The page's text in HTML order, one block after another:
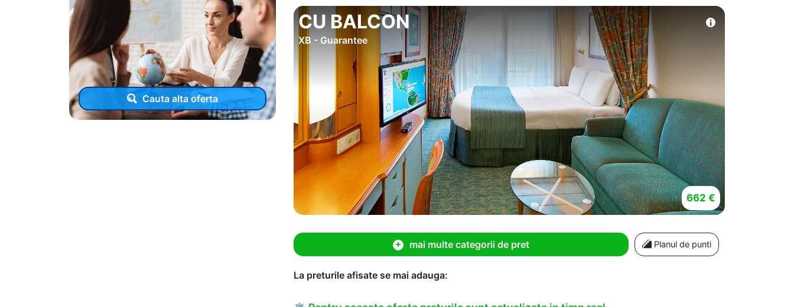
Cauta alta oferta
CU BALCON
XB - Guarantee
662 €
mai multe categorii de pret Planul de punti
La preturile afisate se mai adauga: